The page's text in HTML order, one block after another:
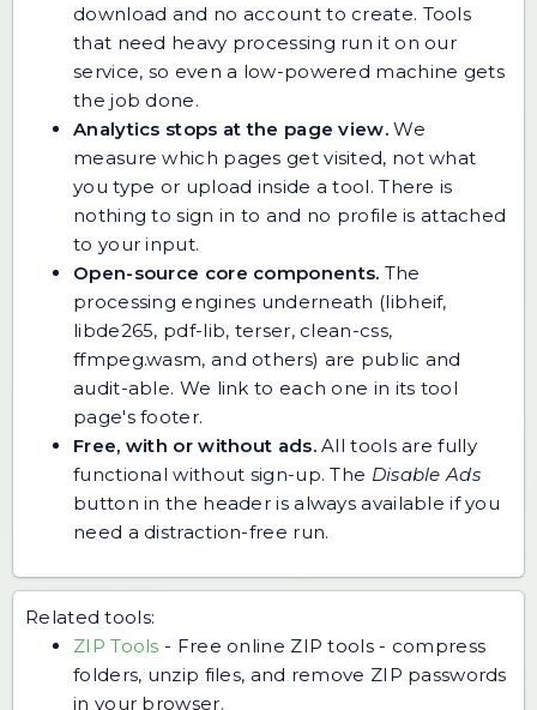
download and no account to create. Tools
that need heavy processing run it on our
service, so even a low-powered machine gets
the job done.
Analytics stops at the page view.We
measure which pages get visited, not what
you type or upload inside a tool. There is
nothing to sign in to and no profile is attached
to your input.
Open-source core components. The
processing engines underneath (libheif,
libde265, pdf-lib, terser, clean-css,
ffmpeg.wasm, and others) are public and
audit-able. We link to each one in its tool
page's footer.
Free, with or without ads.All tools are fully
functional without sign-up. The Disable Ads
button in the header is always available if you
need a distraction-free run.
Related tools:
ZIP Tools - Free online ZIP tools - compress
folders, unzip files, and remove ZIP passwords
in your browser.